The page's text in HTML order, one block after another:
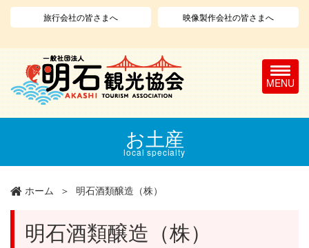
コ
旅行会社の皆さまへ 映像製作会社の皆さまへ
T
o
g
g
a
お土産
local specialty
ホーム 明石酒類醸造（株）
明石酒類醸造（株）